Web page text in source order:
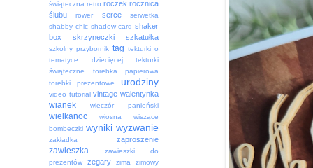
świąteczna retro roczek rocznica
ślubu
rower serce
serwetka
shabby chic shadow card shaker
box
skrzyneczki szkatułka
szkolny przybornik tag tekturki o
tematyce dziecięcej
tekturki
świąteczne
torebka papierowa
torebki prezentowe
urodziny
video tutorial vintage walentynka
wianek wieczór panieński
wielkanoc wiosna
wiszące
bombeczki wyniki wyzwanie
zakładka zaproszenie
zawieszka
zawieszki do
prezentów
zegary zima
zimowy